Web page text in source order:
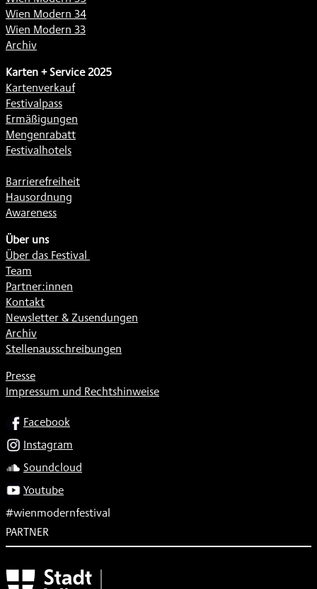
Wien Modern 34
Wien Modern 33
Archiv
Karten + Service 2025
Kartenverkauf
Festivalpass
Ermäßigungen
Mengenrabatt
Festivalhotels
Barrierefreiheit
Hausordnung
Awareness
Über uns
Über das Festival
Team
Partner:innen
Kontakt
Newsletter & Zusendungen
Archiv
Stellenausschreibungen
Presse
Impressum und Rechtshinweise
SOCIALFacebook
Instagram
Soundcloud
Youtube
#wienmodernfestival
PARTNER
Subventionsgeber